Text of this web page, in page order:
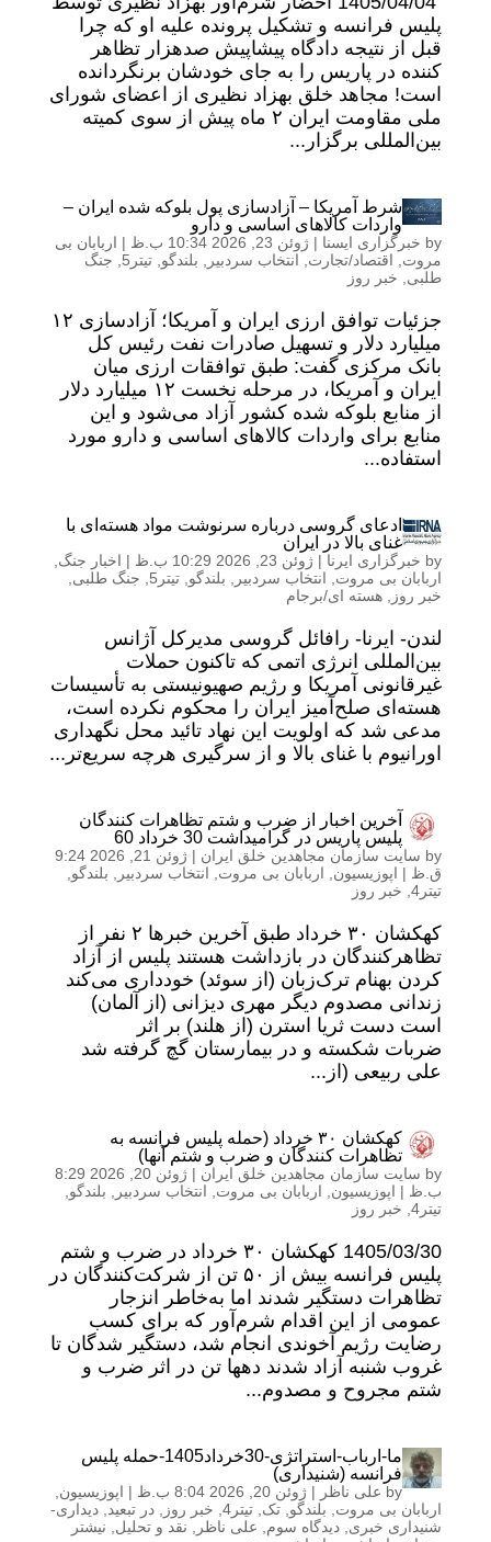
پلیس فرانسه و تشکیل پرونده علیه او که چرا
قبل از نتیجه دادگاه پیشاپیش صدهزار تظاهر
کننده در پاریس را به جای خودشان برنگردانده
است! مجاهد خلق بهزاد نظیری از اعضای شورای
ملی مقاومت ایران ۲ ماه پیش از سوی کمیته
بین‌المللی برگزار...
شرط آمریکا – آزادسازی پول بلوکه شده ایران –
واردات کالاهای اساسی و دارو
by خبرگزاری ایسنا | ژوئن 23, 2026 10:34 ب.ظ | اربابان بی
مروت
اقتصاد/تجارت انتخاب سردبیر بلندگو تیتر5
جنگ
طلبی
خبر روز
جزئیات توافق ارزی ایران و آمریکا؛ آزادسازی ۱۲
میلیارد دلار و تسهیل صادرات نفت رئیس‌ کل
بانک مرکزی گفت: طبق توافقات ارزی میان
ایران و آمریکا، در مرحله نخست ۱۲ میلیارد دلار
از منابع بلوکه‌ شده کشور آزاد می‌شود و این
منابع برای واردات کالاهای اساسی و دارو مورد
استفاده...
ادعای گروسی درباره سرنوشت مواد هسته‌ای با
غنای بالا در ایران
by خبرگزاری ایرنا | ژوئن 23, 2026 10:29 ب.ظ | اخبار جنگ
اربابان بی مروت
انتخاب سردبیر بلندگو تیتر5 جنگ طلبی
خبر روز
هسته ای/برجام
لندن- ایرنا- رافائل گروسی مدیرکل آژانس
بین‌المللی انرژی اتمی که تاکنون حملات
غیرقانونی آمریکا و رژیم صهیونیستی به تأسیسات
هسته‌ای صلح‌آمیز ایران را محکوم نکرده است،
مدعی شد که اولویت این نهاد تائید محل نگهداری
اورانیوم با غنای بالا و از سرگیری هرچه سریع‌تر...
آخرین اخبار از ضرب و شتم تظاهرات کنندگان
پلیس پاریس در گرامیداشت 30 خرداد 60
by سایت سازمان مجاهدین خلق ایران |
ژوئن 21, 2026 9:24
ق.ظ | اپوزیسیون اربابان بی مروت انتخاب سردبیر بلندگو
تیتر4
, خبر روز
کهکشان ۳۰ خرداد طبق آخرین خبرها ۲ نفر از
تظاهرکنندگان در بازداشت هستند پلیس از آزاد
کردن بهنام ترک‌زبان (از سوئد) خودداری می‌کند
زندانی مصدوم دیگر مهری دیزانی (از آلمان)
است دست ثریا استرن (از هلند) بر اثر
ضربات شکسته و در بیمارستان گچ گرفته شد
علی ربیعی (از...
کهکشان ۳۰ خرداد (حمله پلیس فرانسه به
تظاهرات کنندگان و ضرب و شتم آنها)
by سایت سازمان مجاهدین خلق ایران |
ژوئن 20, 2026 8:29
ب.ظ | اپوزیسیون اربابان بی مروت انتخاب سردبیر بلندگو
تیتر4
, خبر روز
1405/03/30 کهکشان ۳۰ خرداد در ضرب و شتم
پلیس فرانسه بیش از ۵۰ تن از شرکت‌کنندگان در
تظاهرات دستگیر شدند اما به‌خاطر انزجار
عمومی از این اقدام شرم‌آور که برای کسب
رضایت رژیم آخوندی انجام شد، دستگیر شدگان تا
غروب شنبه آزاد شدند دهها تن در اثر ضرب و
شتم مجروح و مصدوم...
ما-ارباب-استراتژی-30خرداد1405-حمله پلیس
فرانسه (شنیداری)
by علی ناظر | ژوئن 20, 2026 8:04 ب.ظ | اپوزیسیون
اربابان بی مروت
بلندگو تک تیتر4 , خبر روز در تبعید
دیداری-
شنیداری خبری دیدگاه سوم علی ناظر نقد و تحلیل
نیشتر